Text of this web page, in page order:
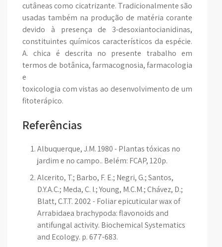
cutâneas como cicatrizante. Tradicionalmente são
usadas também na produção de matéria corante
devido à presença de 3-desoxiantocianidinas,
constituintes químicos característicos da espécie.
A. chica é descrita no presente trabalho em
termos de botânica, farmacognosia, farmacologia
e
toxicologia com vistas ao desenvolvimento de um
fitoterápico.
Referências
Albuquerque, J.M. 1980 - Plantas tóxicas no
jardim e no campo.. Belém: FCAP, 120p.
Alcerito, T.; Barbo, F. E.; Negri, G.; Santos,
D.Y.A.C.; Meda, C. I.; Young, M.C.M.; Chávez, D.;
Blatt, C.T.T. 2002 - Foliar epicuticular wax of
Arrabidaea brachypoda: flavonoids and
antifungal activity. Biochemical Systematics
and Ecology. p. 677-683.